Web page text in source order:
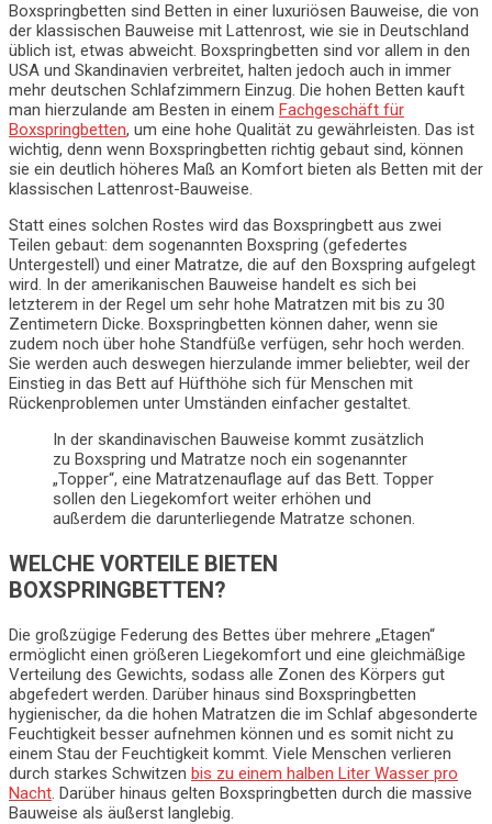
Boxspringbetten sind Betten in einer luxuriösen Bauweise, die von
der klassischen Bauweise mit Lattenrost, wie sie in Deutschland
üblich ist, etwas abweicht. Boxspringbetten sind vor allem in den
USA und Skandinavien verbreitet, halten jedoch auch in immer
mehr deutschen Schlafzimmern Einzug. Die hohen Betten kauft
man hierzulande am Besten in einem Fachgeschäft für
Boxspringbetten, um eine hohe Qualität zu gewährleisten. Das ist
wichtig, denn wenn Boxspringbetten richtig gebaut sind, können
sie ein deutlich höheres Maß an Komfort bieten als Betten mit der
klassischen Lattenrost-Bauweise.
Statt eines solchen Rostes wird das Boxspringbett aus zwei
Teilen gebaut: dem sogenannten Boxspring (gefedertes
Untergestell) und einer Matratze, die auf den Boxspring aufgelegt
wird. In der amerikanischen Bauweise handelt es sich bei
letzterem in der Regel um sehr hohe Matratzen mit bis zu 30
Zentimetern Dicke. Boxspringbetten können daher, wenn sie
zudem noch über hohe Standfüße verfügen, sehr hoch werden.
Sie werden auch deswegen hierzulande immer beliebter, weil der
Einstieg in das Bett auf Hüfthöhe sich für Menschen mit
Rückenproblemen unter Umständen einfacher gestaltet.
In der skandinavischen Bauweise kommt zusätzlich
zu Boxspring und Matratze noch ein sogenannter
„Topper“, eine Matratzenauflage auf das Bett. Topper
sollen den Liegekomfort weiter erhöhen und
außerdem die darunterliegende Matratze schonen.
WELCHE VORTEILE BIETEN
BOXSPRINGBETTEN?
Die großzügige Federung des Bettes über mehrere „Etagen“
ermöglicht einen größeren Liegekomfort und eine gleichmäßige
Verteilung des Gewichts, sodass alle Zonen des Körpers gut
abgefedert werden. Darüber hinaus sind Boxspringbetten
hygienischer, da die hohen Matratzen die im Schlaf abgesonderte
Feuchtigkeit besser aufnehmen können und es somit nicht zu
einem Stau der Feuchtigkeit kommt. Viele Menschen verlieren
durch starkes Schwitzen bis zu einem halben Liter Wasser pro
Nacht. Darüber hinaus gelten Boxspringbetten durch die massive
Bauweise als äußerst langlebig.